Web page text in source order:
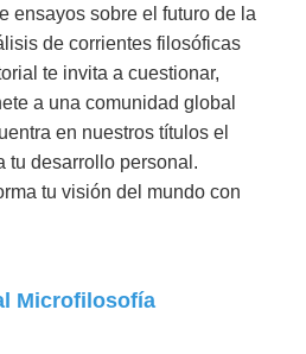
ensayos sobre el futuro de la
de corrientes filosóficas
te invita a cuestionar,
a una comunidad global
en nuestros títulos el
tu desarrollo personal.
tu visión del mundo con
Microfilosofía